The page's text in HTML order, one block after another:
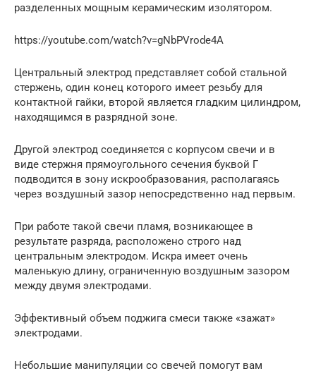
разделенных мощным керамическим изолятором.
https://youtube.com/watch?v=gNbPVrode4A
Центральный электрод представляет собой стальной
стержень, один конец которого имеет резьбу для
контактной гайки, второй является гладким цилиндром,
находящимся в разрядной зоне.
Другой электрод соединяется с корпусом свечи и в
виде стержня прямоугольного сечения буквой Г
подводится в зону искрообразования, располагаясь
через воздушный зазор непосредственно над первым.
При работе такой свечи пламя, возникающее в
результате разряда, расположено строго над
центральным электродом. Искра имеет очень
маленькую длину, ограниченную воздушным зазором
между двумя электродами.
Эффективный объем поджига смеси также «зажат»
электродами.
Небольшие манипуляции со свечей помогут вам